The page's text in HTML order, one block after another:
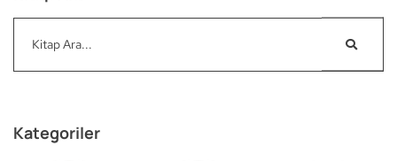
Kategoriler